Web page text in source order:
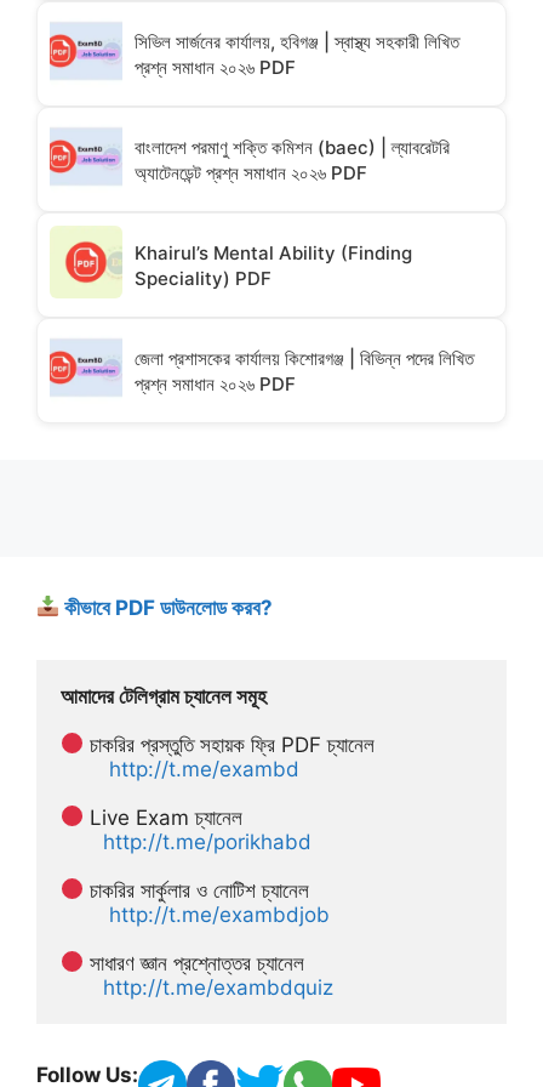
সিভিল সার্জনের কার্যালয়, হবিগঞ্জ | স্বাস্থ্য সহকারী লিখিত
প্রশ্ন সমাধান ২০২৬ PDF
বাংলাদেশ পরমাণু শক্তি কমিশন (baec) | ল্যাবরেটরি
অ্যাটেনডেন্ট প্রশ্ন সমাধান ২০২৬ PDF
Khairul’s Mental Ability (Finding
Speciality) PDF
জেলা প্রশাসকের কার্যালয় কিশোরগঞ্জ | বিভিন্ন পদের লিখিত
প্রশ্ন সমাধান ২০২৬ PDF
কীভাবে PDF ডাউনলোড করব?
আমাদের টেলিগ্রাম চ্যানেল সমূহ
চাকরির প্রস্তুতি সহায়ক ফ্রি PDF চ্যানেল
http://t.me/exambd
Live Exam চ্যানেল
http://t.me/porikhabd
চাকরির সার্কুলার ও নোটিশ চ্যানেল
http://t.me/exambdjob
সাধারণ জ্ঞান প্রশ্নোত্তর চ্যানেল
http://t.me/exambdquiz
Follow Us: